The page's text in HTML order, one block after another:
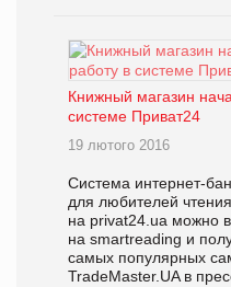
Книжный магазин
системе Приват24
19 лютого 2016
Система интернет-
для любителей
на privat24.ua можно в
на smartreading и
самых популярных
TradeMaster.UA в